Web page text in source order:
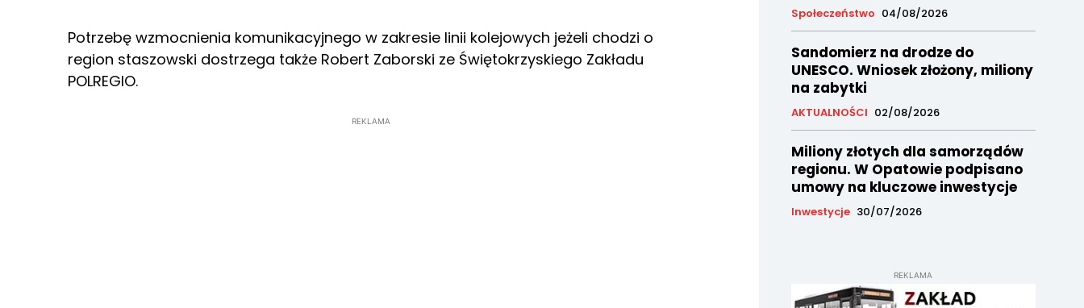
Potrzebę wzmocnienia komunikacyjnego w zakresie linii kolejowych jeżeli chodzi o
region staszowski dostrzega także Robert Zaborski ze Świętokrzyskiego Zakładu
POLREGIO.
REKLAMA
Społeczeństwo 04/08/2026
Sandomierz na drodze do
UNESCO. Wniosek złożony, miliony
na zabytki
AKTUALNOŚCI 02/08/2026
Miliony złotych dla samorządów
regionu. W Opatowie podpisano
umowy na kluczowe inwestycje
Inwestycje 30/07/2026
REKLAMA